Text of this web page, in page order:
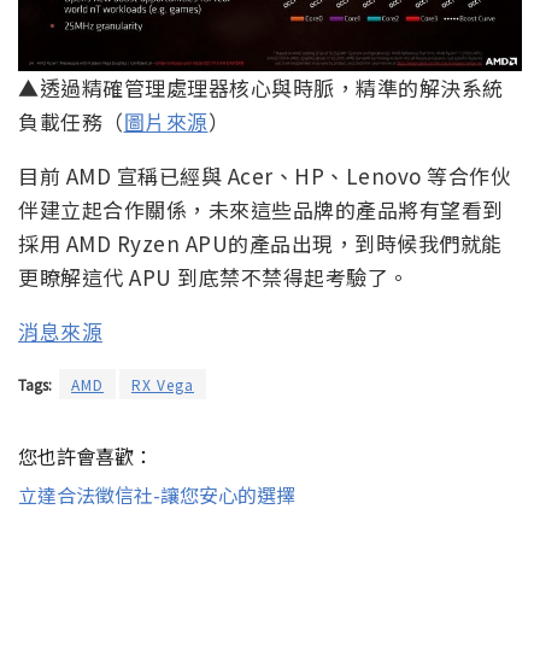
▲透過精確管理處理器核心與時脈，精準的解決系統
負載任務（圖片來源）
目前 AMD 宣稱已經與 Acer、HP、Lenovo 等合作伙
伴建立起合作關係，未來這些品牌的產品將有望看到
採用 AMD Ryzen APU的產品出現，到時候我們就能
更瞭解這代 APU 到底禁不禁得起考驗了。
消息來源
Tags: AMD RX Vega
您也許會喜歡：
立達合法徵信社-讓您安心的選擇